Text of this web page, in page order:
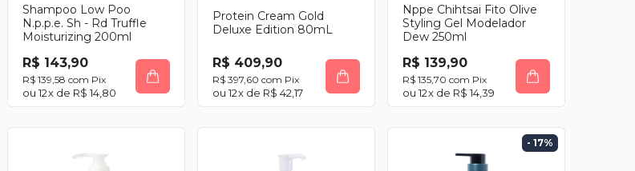
Shampoo Low Poo
N.p.p.e. Sh - Rd Truffle
Moisturizing 200ml
R$ 143,90
R$ 139,58 com Pix
12x de R$ 14,80
Protein Cream Gold
Deluxe Edition 80mL
R$ 409,90
R$ 397,60 com Pix
12x de R$ 42,17
Nppe Chihtsai Fito Olive
Styling Gel Modelador
Dew 250ml
R$ 139,90
R$ 135,70 com Pix
12x de R$ 14,39
- 17%